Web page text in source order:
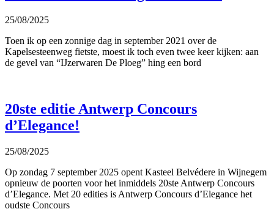
25/08/2025
Toen ik op een zonnige dag in september 2021 over de
Kapelsesteenweg fietste, moest ik toch even twee keer kijken: aan
de gevel van “IJzerwaren De Ploeg” hing een bord
20ste editie Antwerp Concours
d’Elegance!
25/08/2025
Op zondag 7 september 2025 opent Kasteel Belvédere in Wijnegem
opnieuw de poorten voor het inmiddels 20ste Antwerp Concours
d’Elegance. Met 20 edities is Antwerp Concours d’Elegance het
oudste Concours